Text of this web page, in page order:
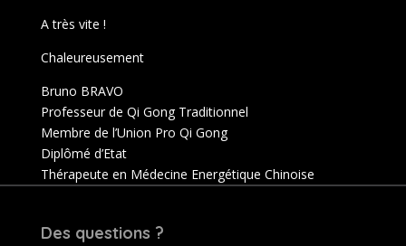
A très vite !
Chaleureusement
Bruno BRAVO
Professeur de Qi Gong Traditionnel
Membre de l’Union Pro Qi Gong
Diplômé d’Etat
Thérapeute en Médecine Energétique Chinoise
Des questions ?